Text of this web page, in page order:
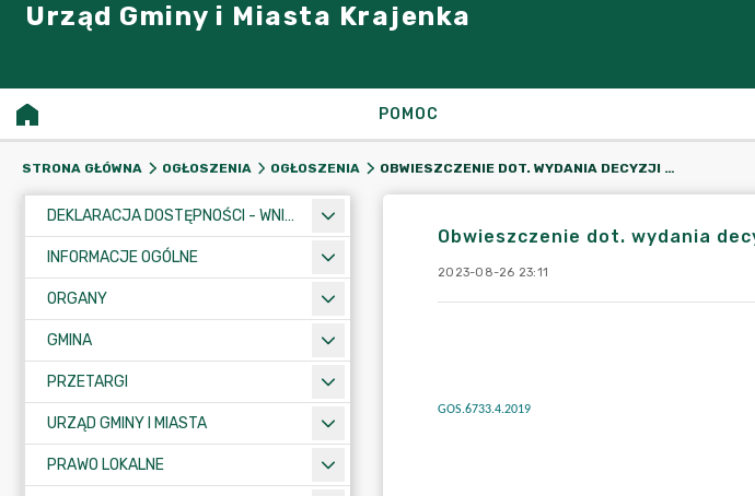
Urząd Gminy i Miasta Krajenka
POMOC
STRONA GŁÓWNA OGŁOSZENIA OGŁOSZENIA OBWIESZCZENIE DOT. WYDANIA DECYZJI O USTALENIU LOKALIZACJI INWESTYCJI CELU PUBLICZNEGO
DEKLARACJA DOSTĘPNOŚCI - WNIOSEK
INFORMACJE OGÓLNE
ORGANY
GMINA
PRZETARGI
URZĄD GMINY I MIASTA
PRAWO LOKALNE
Obwieszczenie dot. wydania
2023-08-26 23:11